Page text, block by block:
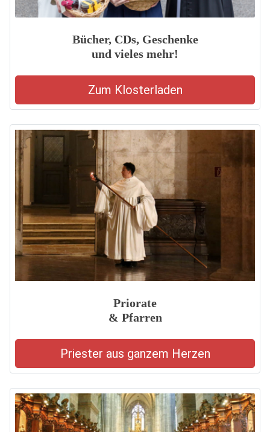
Bücher, CDs, Geschenke
und vieles mehr!
Zum Klosterladen
Priorate
& Pfarren
Priester aus ganzem Herzen